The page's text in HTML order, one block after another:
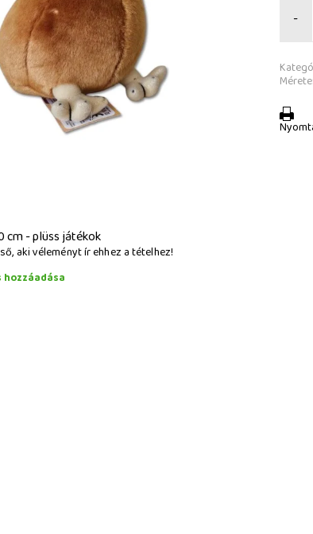
-
cm - plüss játékok
aki véleményt ír ehhez a tételhez!
hozzáadása